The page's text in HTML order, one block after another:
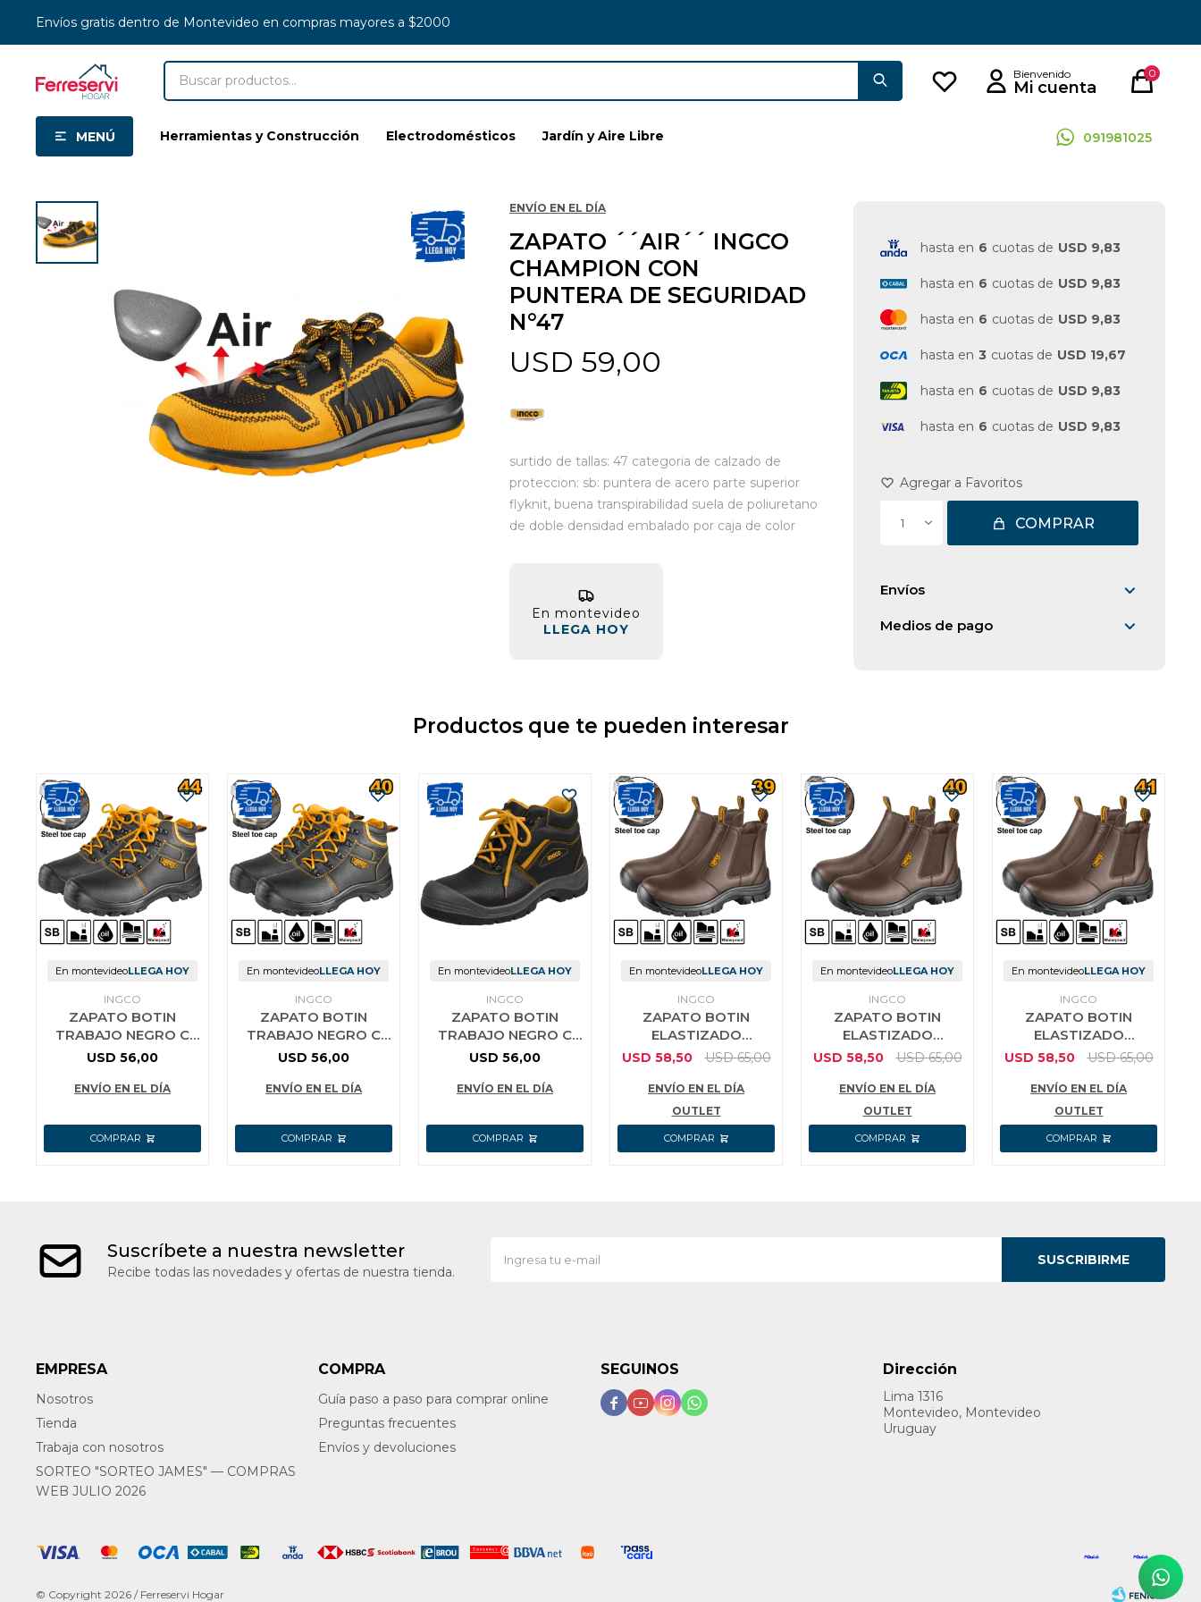
MENÚ Herramientas y Construcción Electrodomésticos Jardín y Aire Libre 091981025
0
Envíos gratis dentro de Montevideo en compras mayores a $2000
ENVÍO EN EL DÍA
ZAPATO ´´AIR´´ INGCO
CHAMPION CON
PUNTERA DE SEGURIDAD
N°47
USD 59,00
surtido de tallas: 47 categoria de calzado de
proteccion: sb: puntera de acero parte superior
flyknit, buena transpirabilidad suela de poliuretano
de doble densidad embalado por caja de color
En montevideo
LLEGA HOY
hasta en 6 cuotas de USD 9,83
hasta en 6 cuotas de USD 9,83
hasta en 6 cuotas de USD 9,83
hasta en 3 cuotas de USD 19,67
hasta en 6 cuotas de USD 9,83
hasta en 6 cuotas de USD 9,83
1 COMPRAR
Envíos
Medios de pago
Productos que te pueden interesar
En montevideoLLEGA HOY
INGCO
ZAPATO BOTIN
TRABAJO NEGRO C
PUNTERA DE
USD 56,00
ENVÍO EN EL DÍA
En montevideoLLEGA HOY
INGCO
ZAPATO BOTIN
TRABAJO NEGRO C
PUNTERA DE
USD 56,00
ENVÍO EN EL DÍA
En montevideoLLEGA HOY
INGCO
ZAPATO BOTIN
TRABAJO NEGRO C
PUNTERA DE
USD 56,00
ENVÍO EN EL DÍA
En montevideoLLEGA HOY
INGCO
ZAPATO BOTIN
ELASTIZADO
MARRON TRABAJO
USD 58,50 USD 65,00
ENVÍO EN EL DÍA
OUTLET
En montevideoLLEGA HOY
INGCO
ZAPATO BOTIN
ELASTIZADO
MARRON TRABAJO
USD 58,50 USD 65,00
ENVÍO EN EL DÍA
OUTLET
En montevideoLLEGA HOY
INGCO
ZAPATO BOTIN
ELASTIZADO
MARRON TRABAJO
USD 58,50 USD 65,00
ENVÍO EN EL DÍA
OUTLET
Suscríbete a nuestra newsletter
Recibe todas las novedades y ofertas de nuestra tienda.
SUSCRIBIRME
EMPRESA
Nosotros
Tienda
Trabaja con nosotros
SORTEO "SORTEO JAMES" — COMPRAS
WEB JULIO 2026
COMPRA
Guía paso a paso para comprar online
Preguntas frecuentes
Envíos y devoluciones
Dirección
Lima 1316
Montevideo, Montevideo
Uruguay
SEGUINOS
   
© Copyright 2026 / Ferreservi Hogar